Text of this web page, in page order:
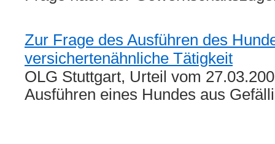
Zur Frage des Ausführen des
versichertenähnliche Tätigkeit
OLG Stuttgart, Urteil vom
Ausführen eines Hundes aus